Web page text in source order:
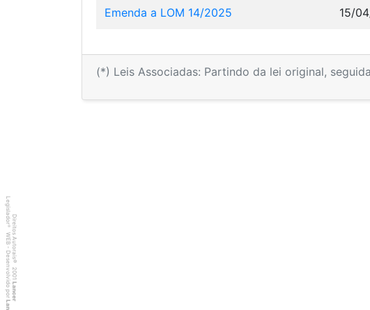
Emenda a LOM 14/2025 15/
(*) Leis Associadas: Partindo da lei original,
Direitos Autorais
©
2001
Lancer
Legislador
®
WEB - Desenvolvido por